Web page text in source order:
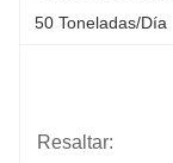
50 Toneladas/día
Resaltar: